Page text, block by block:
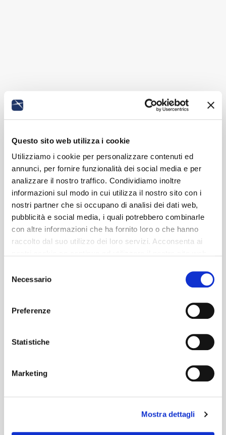
Questo sito web utilizza i cookie
Utilizziamo i cookie per personalizzare contenuti ed
annunci, per fornire funzionalità dei social media e per
analizzare il nostro traffico. Condividiamo inoltre
informazioni sul modo in cui utilizza il nostro sito con i
nostri partner che si occupano di analisi dei dati web,
pubblicità e social media, i quali potrebbero combinarle
con altre informazioni che ha fornito loro o che hanno
raccolto dal suo utilizzo dei loro servizi. Acconsenta ai
delNecessario
Preferenze
Statistiche
Marketing
Mostra dettagli